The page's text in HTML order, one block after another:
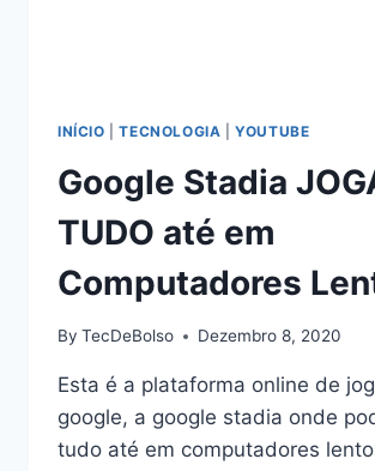
INÍCIO |TECNOLOGIA |YOUTUBE
Google Stadia
TUDO até em
Computadores
By TecDeBolso Dezembro 8, 2020
Esta é a plataforma online de
google, a google stadia onde
tudo até em computadores